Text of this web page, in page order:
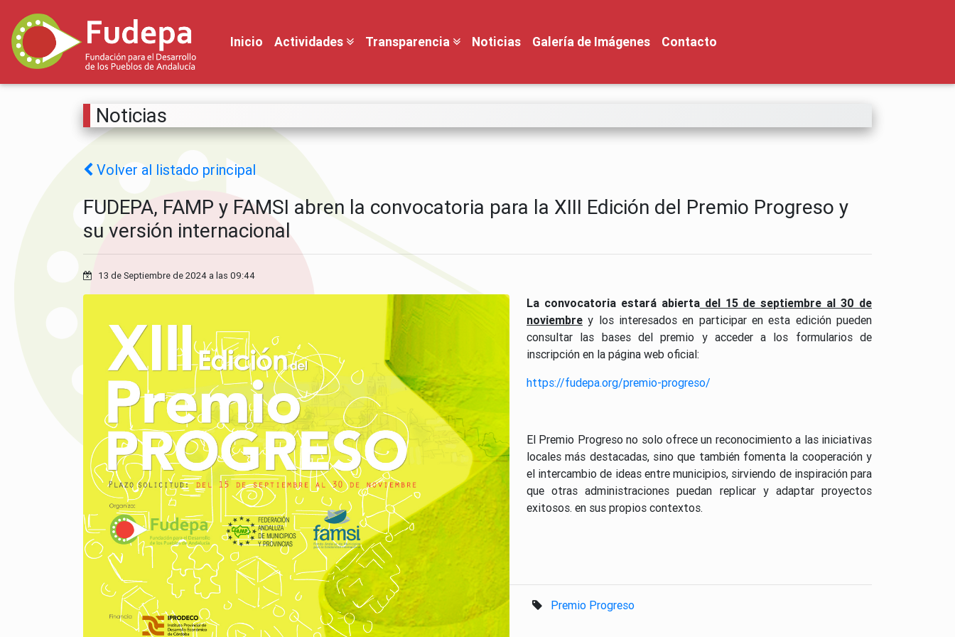
Inicio Actividades Transparencia Noticias Galería de Imágenes Contacto
Noticias
Volver al listado principal
FUDEPA, FAMP y FAMSI abren la convocatoria para la XIII Edición del Premio Progreso y
su versión internacional
13 de Septiembre de 2024 a las 09:44
La convocatoria estará abiertadel 15 de septiembre al 30 de
noviembre y los interesados ​​en participar en esta edición pueden
consultar las bases del premio y acceder a los formularios de
inscripción en la página web oficial:
https://fudepa.org/premio-progreso/
El Premio Progreso no solo ofrece un reconocimiento a las iniciativas
locales más destacadas, sino que también fomenta la cooperación y
el intercambio de ideas entre municipios, sirviendo de inspiración para
que otras administraciones puedan replicar y adaptar proyectos
exitosos. en sus propios contextos.
Premio Progreso